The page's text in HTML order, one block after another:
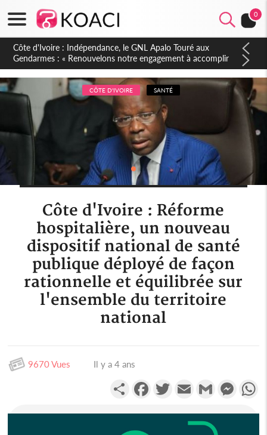
0
Sierra Leone : Un projet de réforme constitutionnelle en
gestation, points clés des amendements, un exclu d'avance
CÔTE D'IVOIRE SANTÉ
Côte d'Ivoire : Réforme
hospitalière, un nouveau
dispositif national de santé
publique déployé de façon
rationnelle et équilibrée sur
l'ensemble du territoire
national
9670 Vues Il y a 4 ans
PartagerFacebookTwitterEmail Gmail